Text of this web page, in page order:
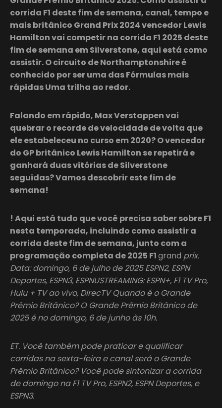
corrida F1 deste fim de semana, canal, tempo e
mais britânico Grand Prix 2024 vencedor Lewis
Hamilton vai competir na corrida F1 2025 deste
fim de semana em Silverstone, aqui está como
assistir. O circuito de Northamptonshire é
conhecido por ser uma das Fórmulas mais
rápidas Uma trilha ao redor.
Falando em rápido, Max Verstappen vai
quebrar o recorde de velocidade de volta que
ele estabeleceu no curso em 2020? O vencedor
do GP britânico Lewis Hamilton se repetirá e
ganhará duas vitórias de Silverstone
seguidas? Vamos descobrir este fim de
semana!
! Aqui está tudo que você precisa saber sobre F1
nesta temporada, incluindo como assistir a
corrida deste fim de semana, junto com a
programação completa de 2025 F1grand prix.
Data: domingo, 6 de julho de 2025 ESPN2, ESPN
Deportes, ESPN3, ESPNUSTREAMING: ESPN+, F1 TV Pro,
Hulu + TV ao vivo, DirecTV Quando é o Grande
Prêmio Britânico? O Grande Prêmio Britânico de
2025 é no domingo, 6 de junho às 10h.
ET. Você também pode praticar e qualificar
corridas na sexta-feira e canal será o Grande
Prêmio Britânico? Você pode sintonizar a corrida
de domingo na F1 TV Pro, ESPN2, ESPN Deportes, e
ESPN3.